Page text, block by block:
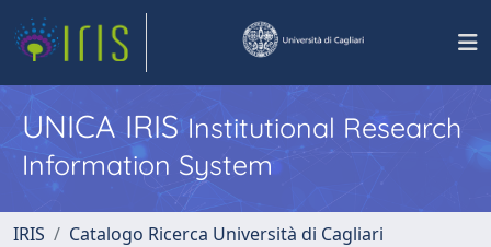
UNICA IRISInstitutional Research
Information System
IRIS
Catalogo Ricerca Università di Cagliari